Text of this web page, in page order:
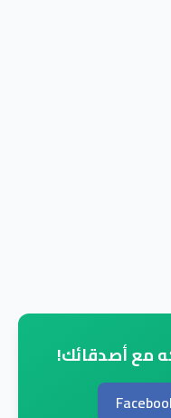
مع أصدقائك!